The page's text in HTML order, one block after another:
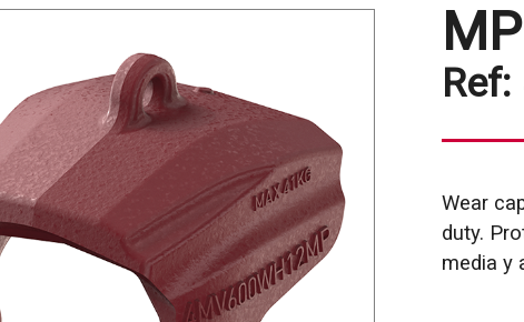
MP
Ref:
Wear
duty.
media y